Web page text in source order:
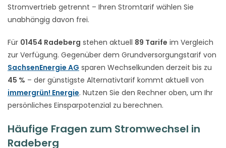
Stromvertrieb getrennt – Ihren Stromtarif wählen Sie
unabhängig davon frei.
Für 01454 Radeberg stehen aktuell 89 Tarife im Vergleich
zur Verfügung. Gegenüber dem Grundversorgungstarif von
SachsenEnergie AG sparen Wechselkunden derzeit bis zu
45 % – der günstigste Alternativtarif kommt aktuell von
immergrün! Energie. Nutzen Sie den Rechner oben, um Ihr
persönliches Einsparpotenzial zu berechnen.
Häufige Fragen zum Stromwechsel in
Radeberg